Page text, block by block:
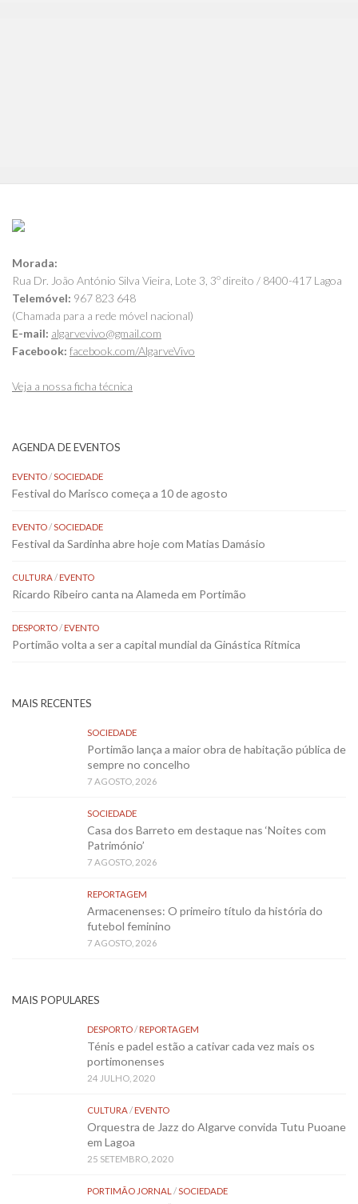
Morada:
Rua Dr. João António Silva Vieira, Lote 3, 3º direito / 8400-417 Lagoa
Telemóvel: 967 823 648
(Chamada para a rede móvel nacional)
E-mail: algarvevivo@gmail.com
Facebook: facebook.com/AlgarveVivo
Veja a nossa ficha técnica
AGENDA DE EVENTOS
EVENTO/SOCIEDADE
Festival do Marisco começa a 10 de agosto
EVENTO/SOCIEDADE
Festival da Sardinha abre hoje com Matias Damásio
CULTURA/EVENTO
Ricardo Ribeiro canta na Alameda em Portimão
DESPORTO/EVENTO
Portimão volta a ser a capital mundial da Ginástica Rítmica
MAIS RECENTES
SOCIEDADE
Portimão lança a maior obra de habitação pública de
sempre no concelho
7 AGOSTO, 2026
SOCIEDADE
Casa dos Barreto em destaque nas ‘Noites com
Património’
7 AGOSTO, 2026
REPORTAGEM
Armacenenses: O primeiro título da história do
futebol feminino
7 AGOSTO, 2026
MAIS POPULARES
DESPORTO/REPORTAGEM
Ténis e padel estão a cativar cada vez mais os
portimonenses
24 JULHO, 2020
CULTURA/EVENTO
Orquestra de Jazz do Algarve convida Tutu Puoane
em Lagoa
25 SETEMBRO, 2020
PORTIMÃO JORNAL /SOCIEDADE